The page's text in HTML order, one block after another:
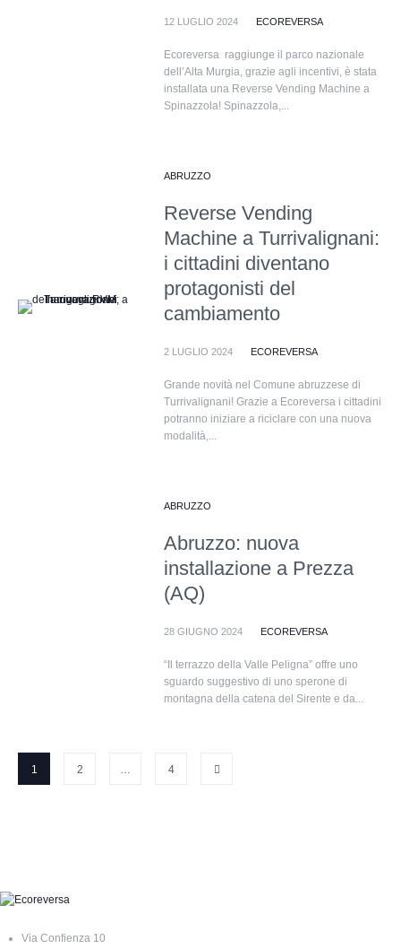
12 LUGLIO 2024 ECOREVERSA
Ecoreversa raggiunge il parco nazionale
dell’Alta Murgia, grazie agli incentivi, è stata
installata una Reverse Vending Machine a
Spinazzola! Spinazzola,...
ABRUZZO
Reverse Vending
Machine a Turrivalignani:
i cittadini diventano
protagonisti del
cambiamento
2 LUGLIO 2024 ECOREVERSA
Grande novità nel Comune abruzzese di
Turrivalignani! Grazie a Ecoreversa i cittadini
potranno iniziare a riciclare con una nuova
modalità,...
ABRUZZO
Abruzzo: nuova
installazione a Prezza
(AQ)
28 GIUGNO 2024 ECOREVERSA
“Il terrazzo della Valle Peligna” offre uno
sguardo suggestivo di uno sperone di
montagna della catena del Sirente e da...
1 2 … 4
Via Confienza 10